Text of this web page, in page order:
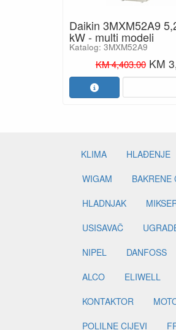
Daikin 3MXM52A9
kW - multi modeli
Katalog: 3MXM52A9
KM 4,403.00 KM
KLIMA HLAĐENJE
WIGAM
BAKRENE
HLADNJAK
USISAVAČ
NIPEL
DANFOSS
ALCO
ELIWELL
KONTAKTOR
POLILNE CIJEVI